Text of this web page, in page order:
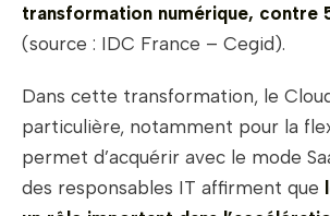
transformation numérique, contre
(source : IDC France – Cegid).
Dans cette transformation, le
particulière, notamment pour la
permet d’acquérir avec le mode
des responsables IT affirment que